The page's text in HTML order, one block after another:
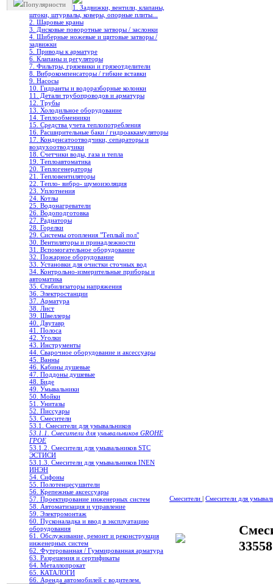
Популярности
1. Задвижки, вентили, клапаны,
штоки, штурвалы, коверы, опорные плиты...
2. Шаровые краны
3. Дисковые поворотные затворы / заслонки
4. Шиберные ножевые и щитовые затворы /
задвижки
5. Приводы к арматуре
6. Клапаны и регуляторы
7. Фильтры, грязевики и грязеотделители
8. Виброкомпенсаторы / гибкие вставки
9. Насосы
10. Гидранты и водоразборные колонки
11. Детали трубопроводов и арматуры
12. Трубы
13. Холодильное oборудование
14. Теплообменники
15. Средства учета теплопотребления
16. Расширительные баки / гидроаккамуляторы
17. Конденсатоотводчики, сепараторы и
воздухоотводчики
18. Счетчики воды, газа и тепла
19. Теплоавтоматика
20. Теплогенераторы
21. Тепловентиляторы
22. Тепло- вибро- шумоизоляция
23. Уплотнения
24. Котлы
25. Водонагреватели
26. Водоподготовка
27. Радиаторы
28. Горелки
29. Системы отопления "Теплый пол"
30. Вентиляторы и принадлежности
31. Вспомогательное оборудование
32. Пожарное оборудование
33. Установки для очистки сточных вод
34. Контрольно-измерительные приборы и
автоматика
35. Стабилизаторы напряжения
36. Электростанции
37. Арматура
38. Лист
39. Швеллеры
40. Двутавр
41. Полоса
42. Уголки
43. Инструменты
44. Сварочное оборудование и аксессуары
45. Ванны
46. Кабины душевые
47. Поддоны душевые
48. Биде
49. Умывальники
50. Мойки
51. Унитазы
52. Писсуары
53. Смесители
53.1. Смесители для умывальников
53.1.1. Смесители для умывальников GROHE
ГРОЕ
53.1.2. Смесители для умывальников STC
ЭСТИСИ
53.1.3. Смесители для умывальников INEN
ИНЭН
54. Сифоны
55. Полотенцесушители
56. Крепежные аксессуары
57. Проектирование инженерных систем
58. Автоматизация и управление
59. Электромонтаж
60. Пусконаладка и ввод в эксплуатацию
оборудования
61. Обслуживание, ремонт и реконструкция
инженерных систем
62. Футерованная / Гуммированная арматура
63. Разрешения и сертификаты
64. Металлопрокат
65. КАТАЛОГИ
66. Аренда автомобилей с водителем.
Смесители | Смесители для